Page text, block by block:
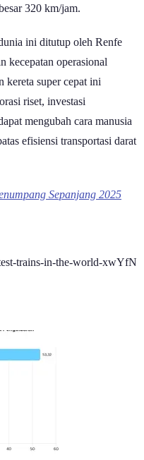
320 km/jam.
ini ditutup oleh Renfe
kecepatan operasional
kereta super cepat ini
riset, investasi
mengubah cara manusia
efisiensi transportasi darat
Sepanjang 2025
trains-in-the-world-xwYfN